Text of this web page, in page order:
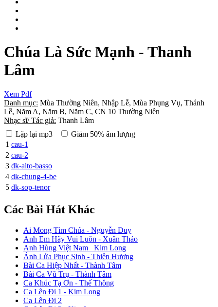
Chúa Là Sức Mạnh - Thanh
Lâm
Xem Pdf
Danh mục: Mùa Thường Niên, Nhập Lễ, Mùa Phụng Vụ, Thánh
Lễ, Năm A, Năm B, Năm C, CN 10 Thường Niên
Nhạc sĩ/ Tác giả: Thanh Lâm
Lặp lại mp3
Giảm 50% âm lượng
1 cau-1
2 cau-2
3 dk-alto-basso
4 dk-chung-4-be
5 dk-sop-tenor
Các Bài Hát Khác
Ai Mong Tìm Chúa - Nguyễn Duy
Anh Em Hãy Vui Luôn - Xuân Thảo
Anh Hùng Việt Nam _Kim Long
Ánh Lửa Phục Sinh - Thiên Hương
Bài Ca Hiệp Nhất - Thành Tâm
Bài Ca Vũ Trụ - Thành Tâm
Ca Khúc Tạ Ơn - Thế Thông
Ca Lên Đi 1 - Kim Long
Ca Lên Đi 2